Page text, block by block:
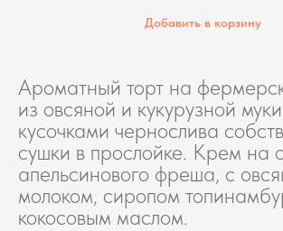
Добавить в корзину
Ароматный торт на
из овсяной и кукурузной
кусочками чернослива
сушки в прослойке. Крем на
апельсинового фреша, с
молоком, сиропом
кокосовым маслом.